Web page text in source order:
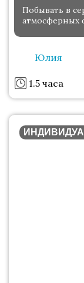
Побывать в
атмосферных
Юлия
1.5 часа